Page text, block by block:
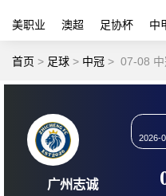
美职业 澳超 足协杯 中
首页 > 足球 > 中冠 > 07-08